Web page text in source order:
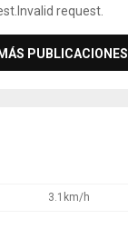
Invalid request.
PUBLICACIONES
3.1km/h